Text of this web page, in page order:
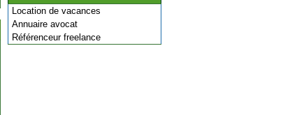
Location de vacances
Annuaire avocat
Référenceur freelance